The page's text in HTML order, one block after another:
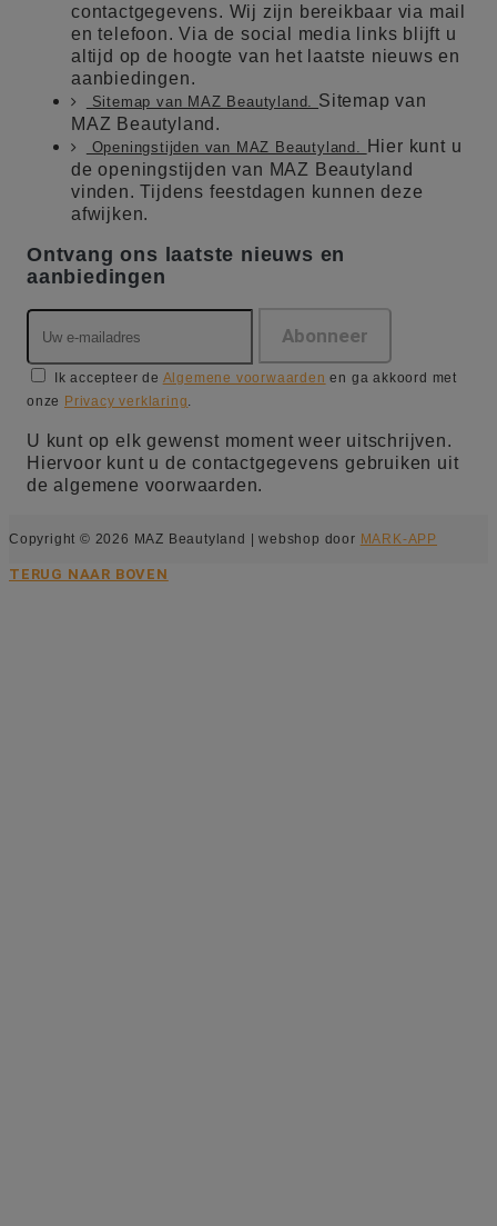
contactgegevens. Wij zijn bereikbaar via mail
en telefoon. Via de social media links blijft u
altijd op de hoogte van het laatste nieuws en
aanbiedingen.
Sitemap van MAZ Beautyland. Sitemap van
MAZ Beautyland.
Openingstijden van MAZ Beautyland.
Hier kunt u
de openingstijden van MAZ Beautyland
vinden. Tijdens feestdagen kunnen deze
afwijken.
Ontvang ons laatste nieuws en
aanbiedingen
Ik accepteer de Algemene voorwaarden en ga akkoord met
onze Privacy verklaring.
U kunt op elk gewenst moment weer uitschrijven.
Hiervoor kunt u de contactgegevens gebruiken uit
de algemene voorwaarden.
Copyright © 2026 MAZ Beautyland | webshop door MARK-APP
TERUG NAAR BOVEN